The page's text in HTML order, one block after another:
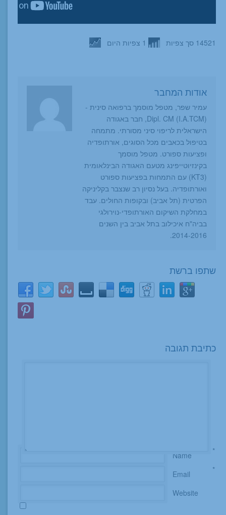
14521 סך צפיות 1 צפיות היום
אודות המחבר
עמיר שפר, מטפל מוסמך ברפואה סינית -
Dipl. CM (I.A.TCM), חבר באגודה
הישראלית לריפוי סיני מסורתי. מתמחה
בטיפול בכאבים מכל הסוגים, אורתופדיה
ופציעות ספורט. מטפל מוסמך
בקינזיוטייפינג מטעם האגודה הבינלאומית
(KT3) עם התמחות בפציעות ספורט
ואורתופדיה. בעל נסיון רב שנצבר בקליניקה
הפרטית (תל אביב) ובקופות החולים. עבד
במחלקת השיקום האורתופדי-נוירולגי
בביה"ח איכילוב בתל אביב בין השנים
2014-2016.
שתפו ברשת
כתיבת תגובה
Name *
Email *
Website